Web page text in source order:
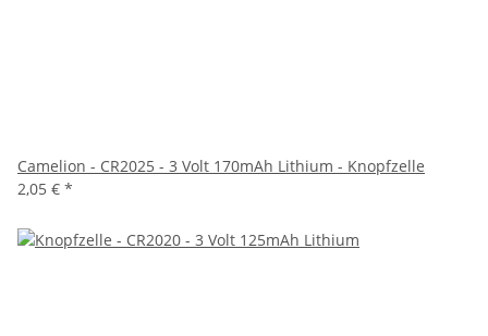
Camelion - CR2025 - 3 Volt 170mAh Lithium - Knopfzelle
2,05 € *